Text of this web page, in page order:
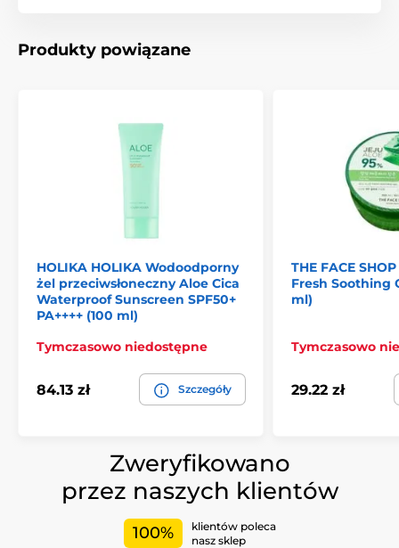
Produkty powiązane
HOLIKA HOLIKA Wodoodporny
żel przeciwsłoneczny Aloe Cica
Waterproof Sunscreen SPF50+
PA++++ (100 ml)
Tymczasowo niedostępne
84.13 zł Szczegóły
THE FACE
Fresh Soothing
ml)
Tymczasowo
29.22 zł
Zweryfikowano
przez naszych klientów
100%
klientów poleca
nasz sklep